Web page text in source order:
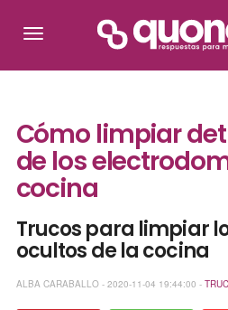
Cómo limpiar
de los
cocina
Trucos para limpiar
ocultos de la cocina
ALBA CARABALLO - 2020-11-04 19:44:00 -